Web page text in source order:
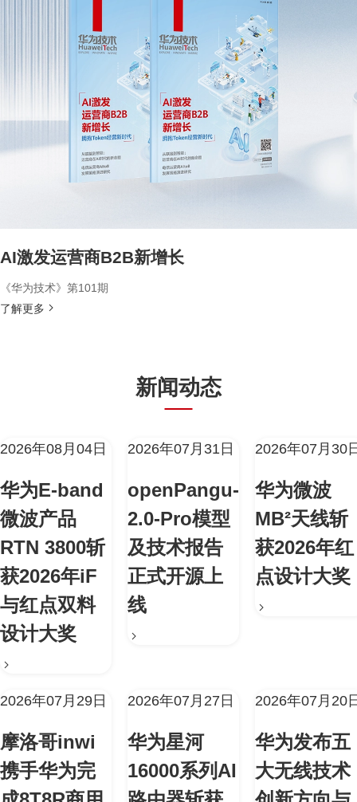
AI激发运营商B2B新增长
《华为技术》第101期
了解更多
新闻动态
2026年08月04日
华为E-band
微波产品
RTN 3800斩
获2026年iF
与红点双料
设计大奖
2026年07月31日
openPangu-
2.0-Pro模型
及技术报告
正式开源上
线
2026年07月30
华为微波
MB²天线斩
获2026年红
点设计大奖
2026年07月29日
摩洛哥inwi
携手华为完
2026年07月27日
华为星河
16000系列AI
2026年07月20
华为发布五
大无线技术